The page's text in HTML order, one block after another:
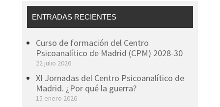
ENTRADAS RECIENTES
Curso de formación del Centro
Psicoanalítico de Madrid (CPM) 2028-30
22 julio 2026
XI Jornadas del Centro Psicoanalítico de
Madrid. ¿Por qué la guerra?
15 enero 2026